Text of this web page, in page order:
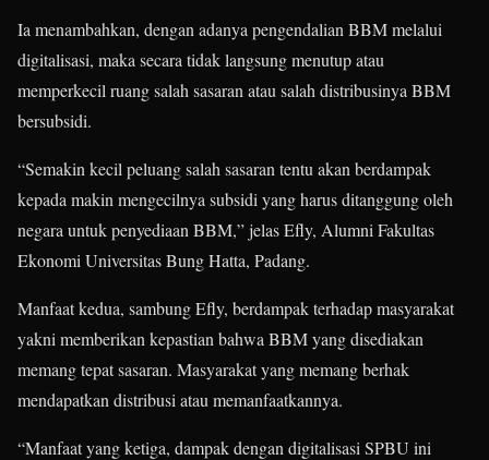
Ia menambahkan, dengan adanya pengendalian BBM melalui
digitalisasi, maka secara tidak langsung menutup atau
memperkecil ruang salah sasaran atau salah distribusinya BBM
bersubsidi.
“Semakin kecil peluang salah sasaran tentu akan berdampak
kepada makin mengecilnya subsidi yang harus ditanggung oleh
negara untuk penyediaan BBM,” jelas Efly, Alumni Fakultas
Ekonomi Universitas Bung Hatta, Padang.
Manfaat kedua, sambung Efly, berdampak terhadap masyarakat
yakni memberikan kepastian bahwa BBM yang disediakan
memang tepat sasaran. Masyarakat yang memang berhak
mendapatkan distribusi atau memanfaatkannya.
“Manfaat yang ketiga, dampak dengan digitalisasi SPBU ini